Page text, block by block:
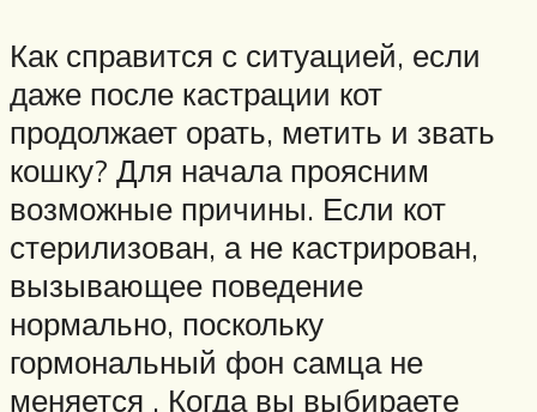
Как справится с ситуацией, если
даже после кастрации кот
продолжает орать, метить и звать
кошку? Для начала проясним
возможные причины. Если кот
стерилизован, а не кастрирован,
вызывающее поведение
нормально, поскольку
гормональный фон самца не
меняется . Когда вы выбираете